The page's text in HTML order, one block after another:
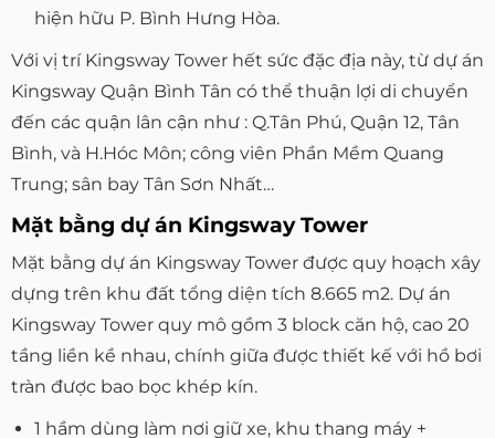
hiện hữu P. Bình Hưng Hòa.
Với vị trí Kingsway Tower hết sức đặc địa này, từ dự án
Kingsway Quận Bình Tân có thể thuận lợi di chuyển
đến các quận lân cận như : Q.Tân Phú, Quận 12, Tân
Bình, và H.Hóc Môn; công viên Phần Mềm Quang
Trung; sân bay Tân Sơn Nhất…
Mặt bằng dự án Kingsway Tower
Mặt bằng dự án Kingsway Tower được quy hoạch xây
dựng trên khu đất tổng diện tích 8.665 m2. Dự án
Kingsway Tower quy mô gồm 3 block căn hộ, cao 20
tầng liền kề nhau, chính giữa được thiết kế với hồ bơi
tràn được bao bọc khép kín.
1 hầm dùng làm nơi giữ xe, khu thang máy +